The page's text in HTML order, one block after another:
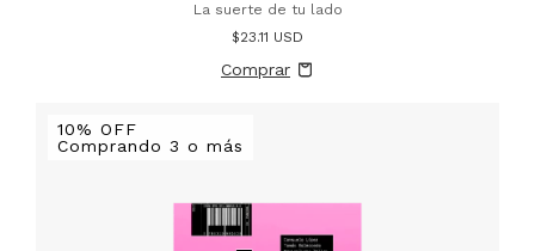
La suerte de tu lado
$23.11 USD
10% OFF
Comprando 3 o más